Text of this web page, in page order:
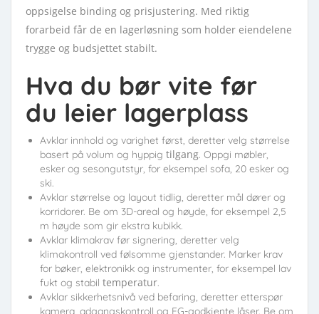
oppsigelse binding og prisjustering. Med riktig
forarbeid får de en lagerløsning som holder eiendelene
trygge og budsjettet stabilt.
Hva du bør vite før
du leier lagerplass
Avklar innhold og varighet først, deretter velg størrelse
basert på volum og hyppig tilgang. Oppgi møbler,
esker og sesongutstyr, for eksempel sofa, 20 esker og
ski.
Avklar størrelse og layout tidlig, deretter mål dører og
korridorer. Be om 3D-areal og høyde, for eksempel 2,5
m høyde som gir ekstra kubikk.
Avklar klimakrav før signering, deretter velg
klimakontroll ved følsomme gjenstander. Marker krav
for bøker, elektronikk og instrumenter, for eksempel lav
fukt og stabil temperatur.
Avklar sikkerhetsnivå ved befaring, deretter etterspør
kamera, adgangskontroll og FG-godkjente låser. Be om